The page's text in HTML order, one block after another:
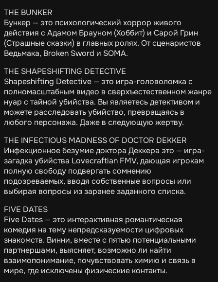
THE BUNKER
Бункер — это психологический хоррор живого
действия с Адамом Брауном (Хоббит) и Сарой Грин
(Страшные сказки) в главных ролях. От сценаристов
Ведьмака, Broken Sword и SOMA.
THE SHAPESHIFTING DETECTIVE
Shapeshifting Detective — это игра-головоломка с
полномасштабным видео в сверхъестественном жанре
нуар с тайной убийства. Вы являетесь детективом и
можете расследовать убийство, превращаясь в
любого персонажа. Даже в следующую жертву.
THE INFECTIOUS MADNESS OF DOCTOR DEKKER
Инфекционное безумие доктора Деккера это — игра-
загадка убийства Lovecraftian FMV, дающая игрокам
полную свободу подвергать сомнению
подозреваемых, вводя собственные вопросы или
выбирая вопросы из заранее заданного списка.
FIVE DATES
Five Dates — это интерактивная романтическая
комедия на тему непредсказуемости цифровых
знакомств. Винни, вместе с пятью потенциальными
партнершами, выясняет, возможно ли найти
взаимопонимание, почувствовать химию и связь в
мире, где исключены физические контакты.